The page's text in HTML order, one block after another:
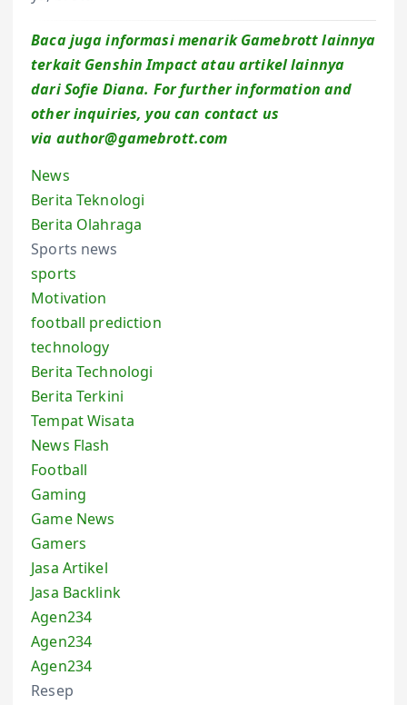
Baca juga informasi menarik Gamebrott lainnya
terkait Genshin Impact atau artikel lainnya
dari Sofie Diana. For further information and
other inquiries, you can contact us
via author@gamebrott.com
News
Berita Teknologi
Berita Olahraga
Sports news
sports
Motivation
football prediction
technology
Berita Technologi
Berita Terkini
Tempat Wisata
News Flash
Football
Gaming
Game News
Gamers
Jasa Artikel
Jasa Backlink
Agen234
Agen234
Agen234
Resep